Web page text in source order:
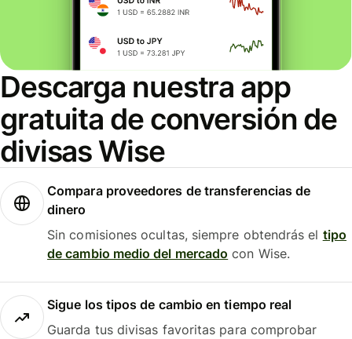
Descarga nuestra app
gratuita de conversión de
divisas Wise
Compara proveedores de transferencias de
dinero
Sin comisiones ocultas, siempre obtendrás el tipo
de cambio medio del mercado con Wise.
Sigue los tipos de cambio en tiempo real
Guarda tus divisas favoritas para comprobar